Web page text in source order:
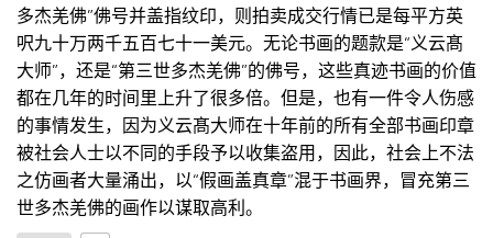
多杰羌佛”佛号并盖指纹印，则拍卖成交行情已是每平方英
呎九十万两千五百七十一美元。无论书画的题款是“义云髙
大师”，还是“第三世多杰羌佛”的佛号，这些真迹书画的价值
都在几年的时间里上升了很多倍。但是，也有一件令人伤感
的事情发生，因为义云髙大师在十年前的所有全部书画印章
被社会人士以不同的手段予以收集盗用，因此，社会上不法
之仿画者大量涌出，以“假画盖真章”混于书画界，冒充第三
世多杰羌佛的画作以谋取高利。